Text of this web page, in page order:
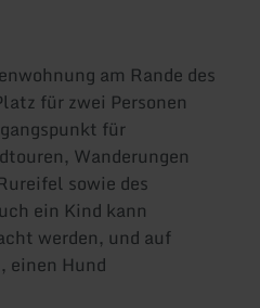
am Rande des
für zwei Personen
für
Wanderungen
sowie des
ein Kind kann
werden, und auf
einen Hund